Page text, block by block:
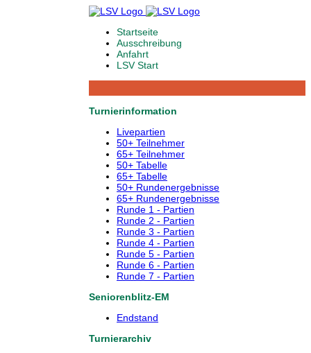
Startseite
Ausschreibung
Anfahrt
LSV Start
Turnierinformation
Livepartien
50+ Teilnehmer
65+ Teilnehmer
50+ Tabelle
65+ Tabelle
50+ Rundenergebnisse
65+ Rundenergebnisse
Runde 1 - Partien
Runde 2 - Partien
Runde 3 - Partien
Runde 4 - Partien
Runde 5 - Partien
Runde 6 - Partien
Runde 7 - Partien
Seniorenblitz-EM
Endstand
Turnierarchiv